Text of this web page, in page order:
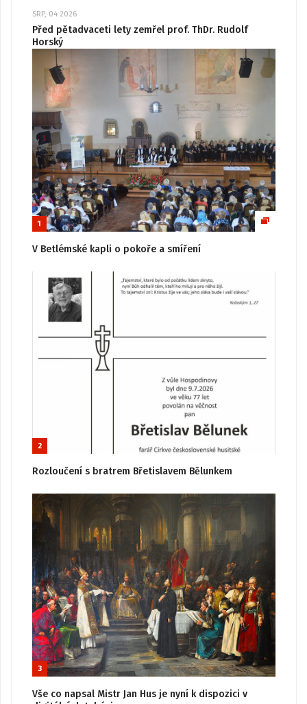
SRP, 04 2026
Před pětadvaceti lety zemřel prof. ThDr. Rudolf
Horský
1
V Betlémské kapli o pokoře a smíření
2
Rozloučení s bratrem Břetislavem Bělunkem
3
Vše co napsal Mistr Jan Hus je nyní k dispozici v